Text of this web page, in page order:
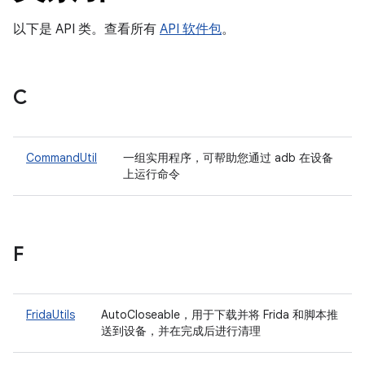
以下是 API 类。查看所有 API 软件包。
C
CommandUtil
一组实用程序，可帮助您通过 adb 在设备
上运行命令
F
FridaUtils
AutoCloseable，用于下载并将 Frida 和脚本推
送到设备，并在完成后进行清理